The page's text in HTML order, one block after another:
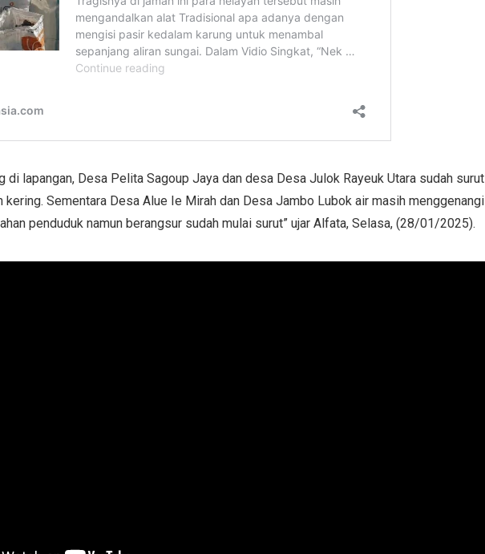
di lapangan, Desa Pelita Sagoup Jaya dan desa Desa Julok Rayeuk Utara sudah surut
kering. Sementara Desa Alue Ie Mirah dan Desa Jambo Lubok air masih menggenangi
penduduk namun berangsur sudah mulai surut” ujar Alfata, Selasa, (28/01/2025).